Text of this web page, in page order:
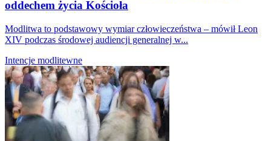
oddechem życia Kościoła
Modlitwa to podstawowy wymiar człowieczeństwa – mówił Leon
XIV podczas środowej audiencji generalnej w...
Intencje modlitewne